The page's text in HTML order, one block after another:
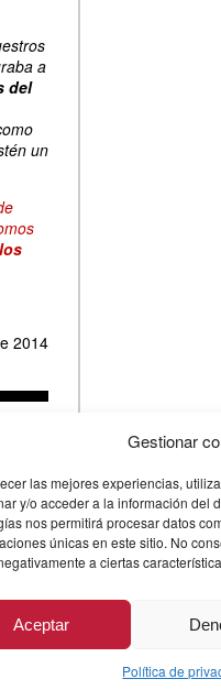
Gestionar
las mejores experiencias,
y/o acceder a la información del
nos permitirá procesar datos
únicas en este sitio. No
a ciertas
Aceptar
Política de
a
del
un
2014
Aviso Legal ·